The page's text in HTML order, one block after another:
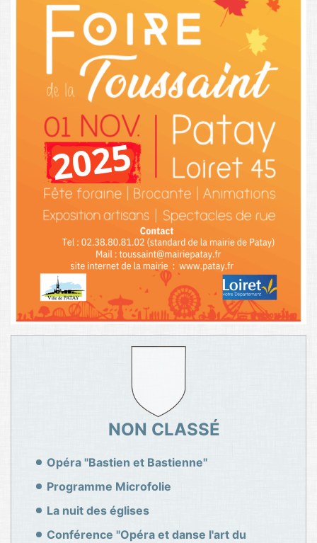
NON CLASSÉ
Opéra "Bastien et Bastienne"
Programme Microfolie
La nuit des églises
Conférence "Opéra et danse l'art du